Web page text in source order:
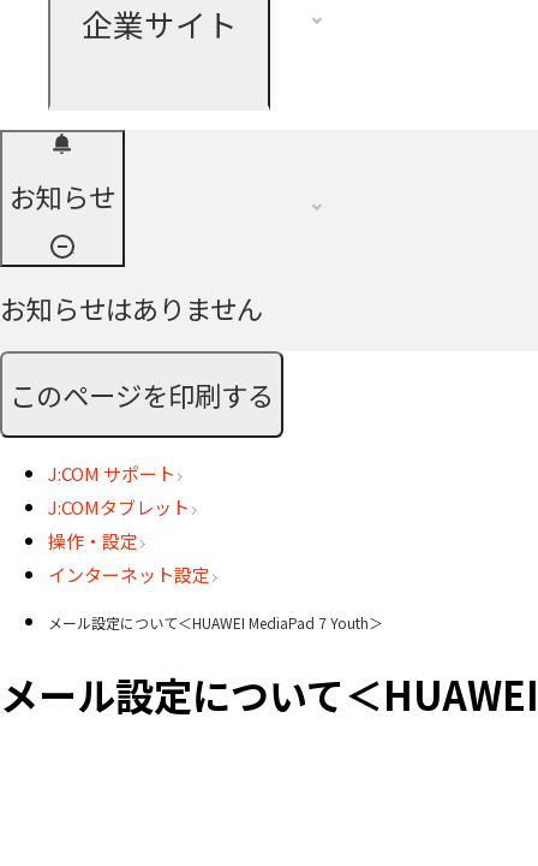
企業サイト
お知らせ
お知らせはありません
このページを印刷する
J:COM サポート
J:COMタブレット
操作・設定
インターネット設定
メール設定について＜HUAWEI MediaPad 7 Youth＞
メール設定について＜